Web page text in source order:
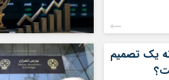
یک تصمیم